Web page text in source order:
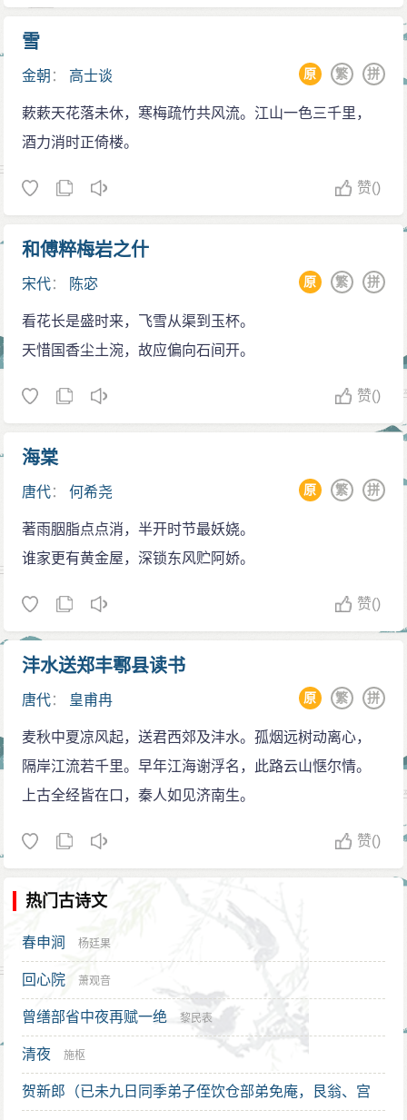
雪
金朝 ： 高士谈 拼
繁
原
蔌蔌天花落未休，寒梅疏竹共风流。江山一色三千里，
酒力消时正倚楼。
赞()
和傅粹梅岩之什
宋代： 陈宓 拼
繁
原
看花长是盛时来，飞雪从渠到玉杯。
天惜国香尘土涴，故应偏向石间开。
赞()
海棠
唐代：何希尧 拼
繁
原
著雨胭脂点点消，半开时节最妖娆。
谁家更有黄金屋，深锁东风贮阿娇。
赞()
沣水送郑丰鄠县读书
唐代： 皇甫冉 拼
繁
原
麦秋中夏凉风起，送君西郊及沣水。孤烟远树动离心，
隔岸江流若千里。早年江海谢浮名，此路云山惬尔情。
上古全经皆在口，秦人如见济南生。
赞()
热门古诗文
春申涧 杨廷果
回心院 萧观音
曾缮部省中夜再赋一绝 黎民表
清夜 施枢
贺新郎（已未九日同季弟子侄饮仓部弟免庵，艮翁、宫